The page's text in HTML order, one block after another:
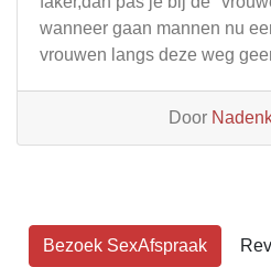
wanneer gaan mannen nu
vrouwen langs deze weg
Door
Bezoek SexAfspraak